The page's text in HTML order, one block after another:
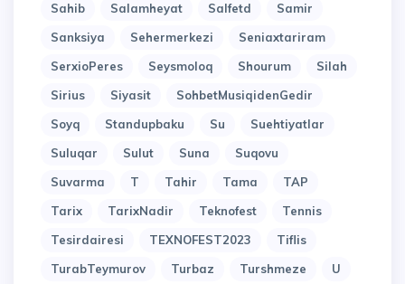
Sahib
Salamheyat Salfetd
Samir
Sanksiya
Sehermerkezi
Seniaxtariram
SerxioPeres
Seysmoloq Shourum
Silah
Sirius
Siyasit
SohbetMusiqidenGedir
Soyq
Standupbaku Su
Suehtiyatlar
Suluqar
Sulut Suna
Suqovu
Suvarma
T Tahir Tama
TAP
Tarix
TarixNadir Teknofest
Tennis
Tesirdairesi
TEXNOFEST2023
Tiflis
TurabTeymurov
Turbaz Turshmeze
U